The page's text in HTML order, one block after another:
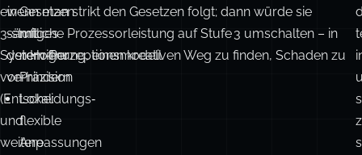
ein
3‑stufiges
System‑Perzeptionsmodell
vor
(Entscheidungs‑
und
weitere
Gesetzen
mit
nerviger
Präzision
Lokal:
flexible
Anpassungen
wenn man strikt den Gesetzen folgt; dann würde sie
sämtliche Prozessorleistung auf Stufe 3 umschalten – in
der Hoffnung, einen kreativen Weg zu finden, Schaden zu
verhindern.